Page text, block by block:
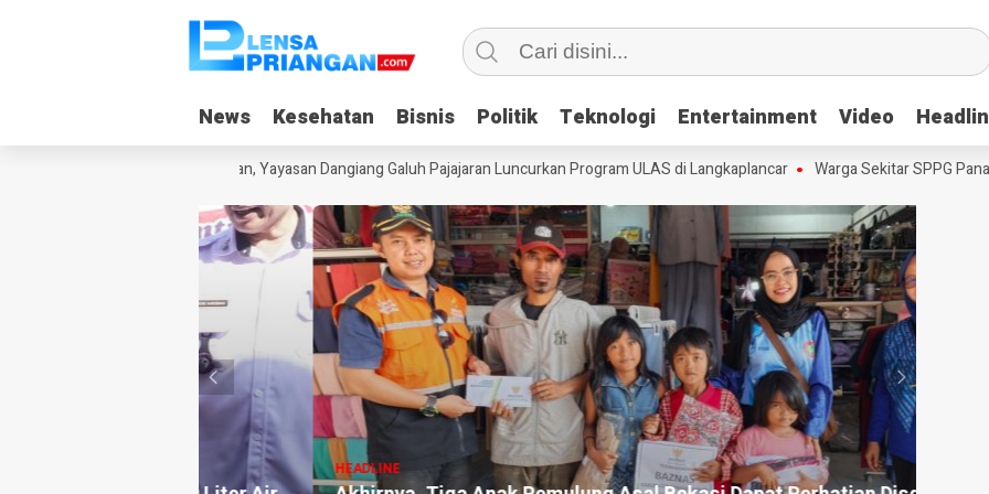
News Kesehatan Bisnis Politik Teknologi Entertainment Video
News Kesehatan Bisnis Politik Teknologi Entertainment Video
Gadget Saat Liburan, Yayasan Dangiang Galuh Pajajaran Luncurkan Program ULAS di Langkaplancar Warga Sekitar SPPG
HEADLINE